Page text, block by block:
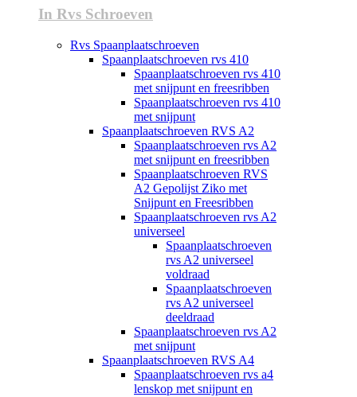
In Rvs Schroeven
Rvs Spaanplaatschroeven
Spaanplaatschroeven rvs 410
Spaanplaatschroeven rvs 410
met snijpunt en freesribben
Spaanplaatschroeven rvs 410
met snijpunt
Spaanplaatschroeven RVS A2
Spaanplaatschroeven rvs A2
met snijpunt en freesribben
Spaanplaatschroeven RVS
A2 Gepolijst Ziko met
Snijpunt en Freesribben
Spaanplaatschroeven rvs A2
universeel
Spaanplaatschroeven
rvs A2 universeel
voldraad
Spaanplaatschroeven
rvs A2 universeel
deeldraad
Spaanplaatschroeven rvs A2
met snijpunt
Spaanplaatschroeven RVS A4
Spaanplaatschroeven rvs a4
lenskop met snijpunt en